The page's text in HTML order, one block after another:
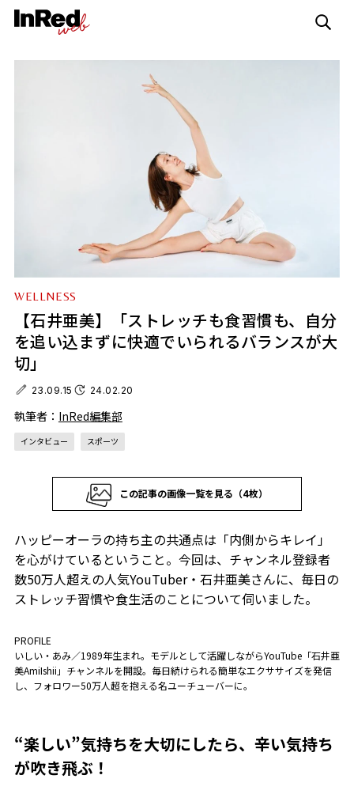
WELLNESS
【石井亜美】「ストレッチも食習慣も、自分
を追い込まずに快適でいられるバランスが大
切」
23.09.15 24.02.20
執筆者： InRed編集部
インタビュー スポーツ
この記事の画像一覧を見る（4枚）
ハッピーオーラの持ち主の共通点は「内側からキレイ」
を心がけているということ。今回は、チャンネル登録者
数50万人超えの人気YouTuber・石井亜美さんに、毎日の
ストレッチ習慣や食生活のことについて伺いました。
PROFILE
いしい・あみ／1989年生まれ。モデルとして活躍しながらYouTube「石井亜
美AmiIshii」チャンネルを開設。毎日続けられる簡単なエクササイズを発信
し、フォロワー50万人超を抱える名ユーチューバーに。
“楽しい”気持ちを大切にしたら、辛い気持ち
が吹き飛ぶ！